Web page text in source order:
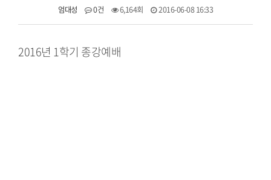
엄대성 0건 6,164회 2016-06-08 16:33
2016년 1학기 종강예배